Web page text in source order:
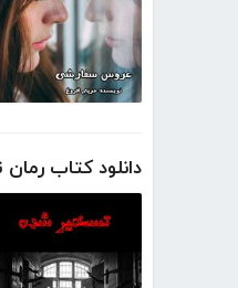
دانلود کتاب